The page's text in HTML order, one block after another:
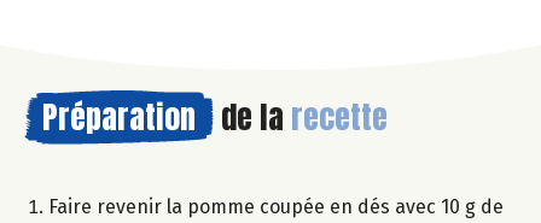
Préparation de la recette
Faire revenir la pomme coupée en dés avec 10 g de